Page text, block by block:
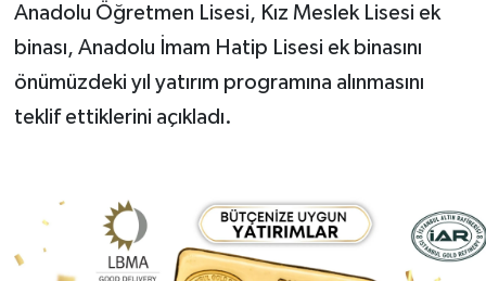
Anadolu Öğretmen Lisesi, Kız Meslek Lisesi ek
binası, Anadolu İmam Hatip Lisesi ek binasını
önümüzdeki yıl yatırım programına alınmasını
teklif ettiklerini açıkladı.